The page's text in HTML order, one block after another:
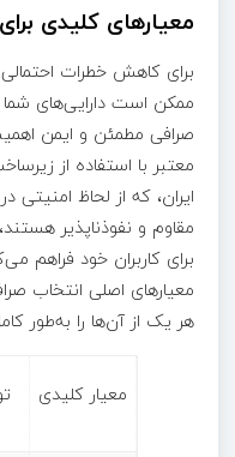
معیارهای کلیدی
برای کاهش خطرات احتمالی
ممکن است دارایی‌های
صرافی مطمئن و ایمن
معتبر با استفاده از
ایران، که از لحاظ امنیتی
مقاوم و نفوذناپذیر
برای کاربران خود فراهم
معیارهای اصلی انتخاب
هر یک از آن‌ها را به‌طور
معیار کلیدی